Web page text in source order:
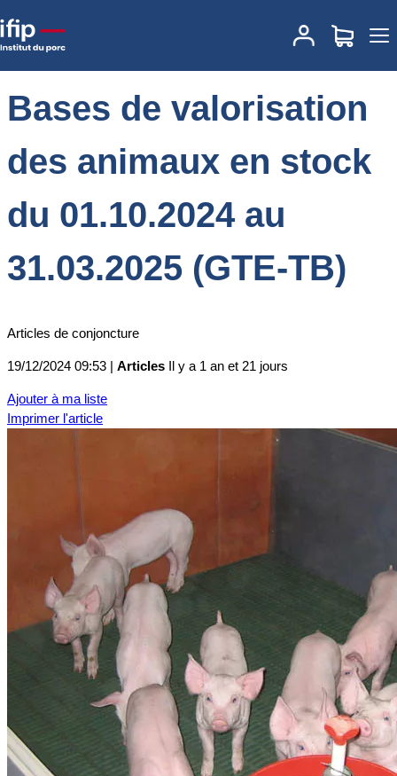
Accueil
Bases de valorisation des animaux en stock du
01.10.2024 au 31.03.2025 (GTE-TB)
Bases de valorisation
des animaux en stock
du 01.10.2024 au
31.03.2025 (GTE-TB)
Articles de conjoncture
19/12/2024 09:53 | Articles Il y a 1 an et 21 jours
Ajouter à ma liste
Imprimer l'article